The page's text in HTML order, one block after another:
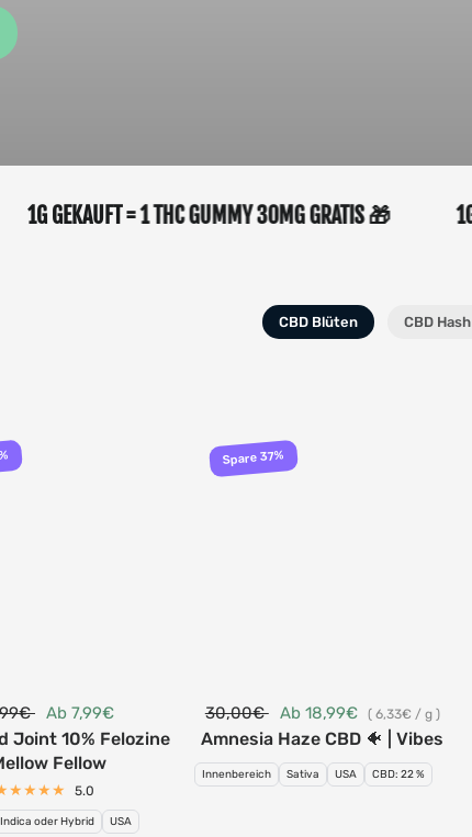
1G GEKAUFT = 1 THC GUMMY 30MG GRATIS 🎁
CBD Blüten CBD Hash
Ab 7,99€
Joint 10% Felozine
Fellow
5.0
oder Hybrid USA
Spare 37%
30,00€ Ab 18,99€ 6,33€ / g
Amnesia Haze CBD 🐠 | Vibes
Innenbereich Sativa USA CBD: 22 %